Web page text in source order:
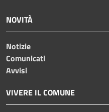
NOVITÀ
Notizie
Comunicati
Avvisi
VIVERE IL COMUNE